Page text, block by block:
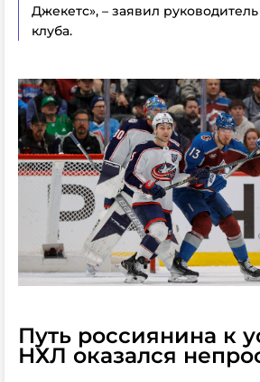
Джекетс», – заявил
клуба.
Путь россиянина к
НХЛ оказался